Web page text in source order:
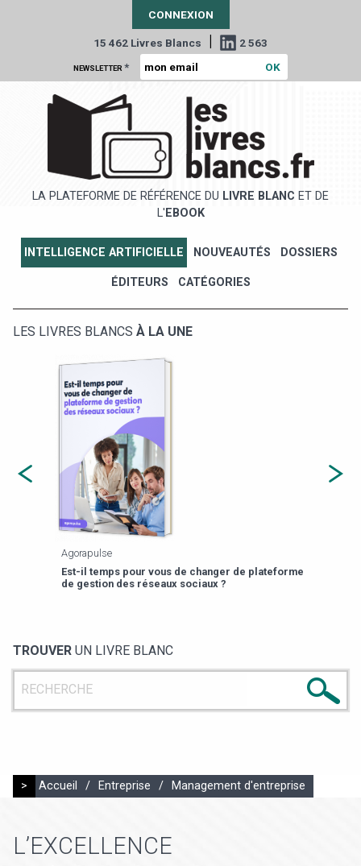
CONNEXION
15 462 Livres Blancs | 2 563
NEWSLETTER *
LA PLATEFORME DE RÉFÉRENCE DU LIVRE BLANC ET DE
L' EBOOK
INTELLIGENCE ARTIFICIELLE NOUVEAUTÉS DOSSIERS
ÉDITEURS CATÉGORIES
LES LIVRES BLANCS À LA UNE
Agorapulse
Est-il temps pour vous de changer de plateforme
de gestion des réseaux sociaux ?
TROUVER UN LIVRE BLANC
> Accueil / Entreprise / Management d'entreprise
L’EXCELLENCE